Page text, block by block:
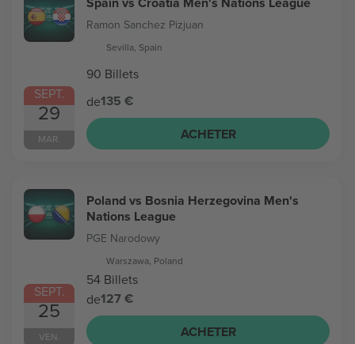
SEPT.
29
MAR.
Ramon Sanchez Pizjuan
Sevilla, Spain
90 Billets
de135 €
ACHETER
SEPT.
25
VEN.
Poland vs Bosnia Herzegovina Men's
Nations League
PGE Narodowy
Warszawa, Poland
54 Billets
de127 €
ACHETER